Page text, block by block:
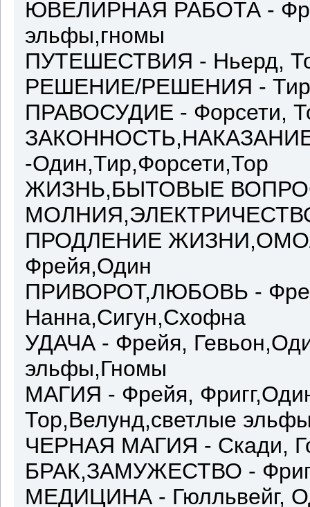
ЮВЕЛИРНАЯ РАБОТА -
эльфы,гномы
ПУТЕШЕСТВИЯ - Ньерд,
РЕШЕНИЕ/РЕШЕНИЯ -
ПРАВОСУДИЕ - Форсети,
-Один,Тир,Форсети,Тор
ЖИЗНЬ,БЫТОВЫЕ
ПРОДЛЕНИЕ
Фрейя,Один
ПРИВОРОТ,ЛЮБОВЬ -
Нанна,Сигун,Схофна
УДАЧА - Фрейя,
эльфы,Гномы
МАГИЯ - Фрейя,
Тор,Велунд,светлые
ЧЕРНАЯ МАГИЯ - Скади,
БРАК,ЗАМУЖЕСТВО -
МЕДИЦИНА - Гюлльвейг,